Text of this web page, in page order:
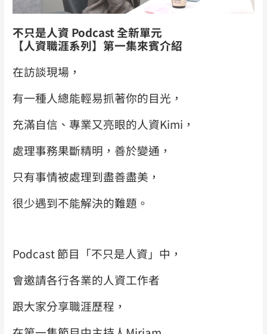
不只是人資 Podcast 全新單元
【人資職涯系列】 第一集來賓介紹
在訪談現場，
有一種人總能輕易抓著你的目光，
充滿自信、專業又亮眼的人資Kimi，
處理事務果斷精明，善於變通，
只有事情被處理到盡善盡美，
很少遇到不能解決的難題。
Podcast 節目「不只是人資」中，
會邀請各行各業的人資工作者
跟大家分享職涯歷程，